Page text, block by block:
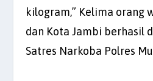
kilogram,” Kelima orang
dan Kota Jambi berhasil
Satres Narkoba Polres